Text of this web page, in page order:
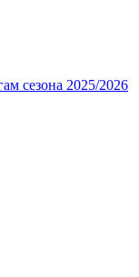
сезона 2025/2026